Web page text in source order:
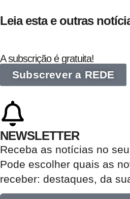
Leia esta e outras
A subscrição é gratuita!
Subscrever a REDE
NEWSLETTER
Receba as notícias no
Pode escolher quais as
receber: destaques, da